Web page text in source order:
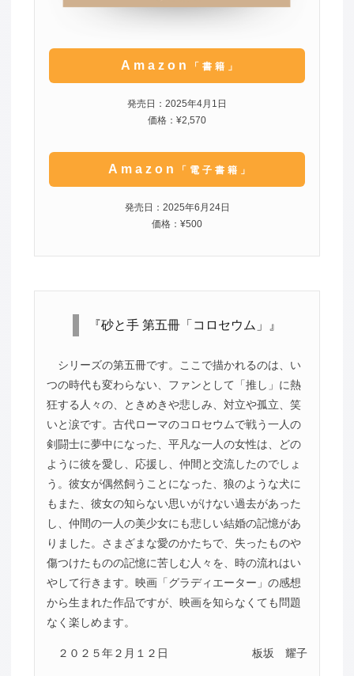
Amazon 「書籍」
発売日：2025年4月1日
価格：¥2,570
Amazon 「電子書籍」
発売日：2025年6月24日
価格：¥500
『砂と手 第五冊「コロセウム」』
シリーズの第五冊です。ここで描かれるのは、い
つの時代も変わらない、ファンとして「推し」に熱
狂する人々の、ときめきや悲しみ、対立や孤立、笑
いと涙です。古代ローマのコロセウムで戦う一人の
剣闘士に夢中になった、平凡な一人の女性は、どの
ように彼を愛し、応援し、仲間と交流したのでしょ
う。彼女が偶然飼うことになった、狼のような犬に
もまた、彼女の知らない思いがけない過去があった
し、仲間の一人の美少女にも悲しい結婚の記憶があ
りました。さまざまな愛のかたちで、失ったものや
傷つけたものの記憶に苦しむ人々を、時の流れはい
やして行きます。映画「グラディエーター」の感想
から生まれた作品ですが、映画を知らなくても問題
なく楽しめます。
２０２５年２月１２日 板坂 耀子